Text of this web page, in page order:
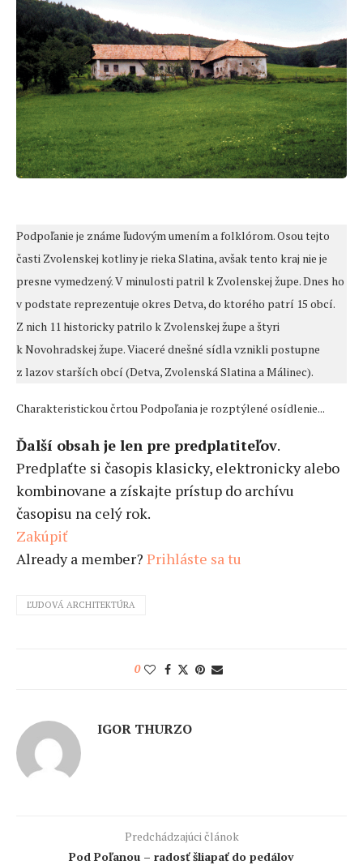
Podpoľanie je známe ľudovým umením a folklórom. Osou tejto
časti Zvolenskej kotliny je rieka Slatina, avšak tento kraj nie je
presne vymedzený. V minulosti patril k Zvolenskej župe. Dnes ho
v podstate reprezentuje okres Detva, do ktorého patrí 15 obcí.
Z nich 11 historicky patrilo k Zvolenskej župe a štyri
k Novohradskej župe. Viaceré dnešné sídla vznikli postupne
z lazov starších obcí (Detva, Zvolenská Slatina a Málinec).
Charakteristickou črtou Podpoľania je rozptýlené osídlenie...
Ďalší obsah je len pre predplatiteľov.
Predplaťte si časopis klasicky, elektronicky alebo
kombinovane a získajte prístup do archívu
časopisu na celý rok.
Zakúpiť
Already a member? Prihláste sa tu
ĽUDOVÁ ARCHITEKTÚRA
0
IGOR THURZO
Predchádzajúci článok
Pod Poľanou – radosť šliapať do pedálov